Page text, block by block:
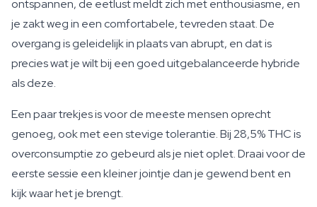
ontspannen, de eetlust meldt zich met enthousiasme, en
je zakt weg in een comfortabele, tevreden staat. De
overgang is geleidelijk in plaats van abrupt, en dat is
precies wat je wilt bij een goed uitgebalanceerde hybride
als deze.
Een paar trekjes is voor de meeste mensen oprecht
genoeg, ook met een stevige tolerantie. Bij 28,5% THC is
overconsumptie zo gebeurd als je niet oplet. Draai voor de
eerste sessie een kleiner jointje dan je gewend bent en
kijk waar het je brengt.